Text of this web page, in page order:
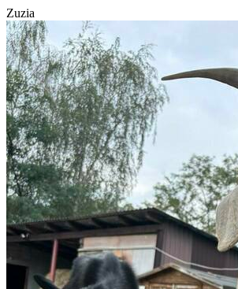
Zuzia